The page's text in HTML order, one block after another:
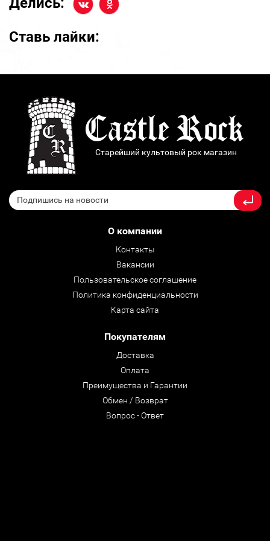
Ставь лайки:
Старейший культовый рок магазин
О компании
Контакты
Вакансии
Пользовательское соглашение
Политика конфиденциальности
Карта сайта
Покупателям
Доставка
Оплата
Преимущества и Гарантии
Обмен / Возврат
Вопрос - Ответ